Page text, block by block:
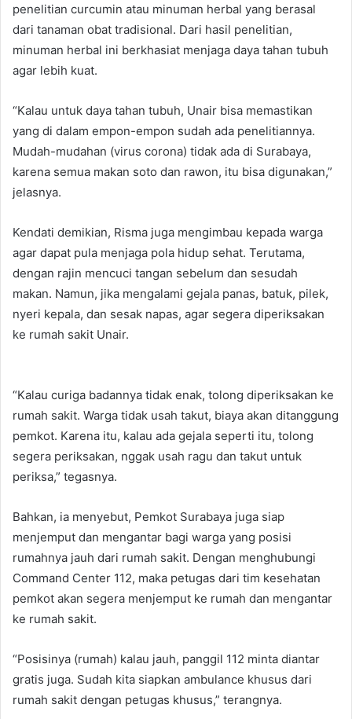
penelitian curcumin atau minuman herbal yang berasal
dari tanaman obat tradisional. Dari hasil penelitian,
minuman herbal ini berkhasiat menjaga daya tahan tubuh
agar lebih kuat.
“Kalau untuk daya tahan tubuh, Unair bisa memastikan
yang di dalam empon-empon sudah ada penelitiannya.
Mudah-mudahan (virus corona) tidak ada di Surabaya,
karena semua makan soto dan rawon, itu bisa digunakan,”
jelasnya.
Kendati demikian, Risma juga mengimbau kepada warga
agar dapat pula menjaga pola hidup sehat. Terutama,
dengan rajin mencuci tangan sebelum dan sesudah
makan. Namun, jika mengalami gejala panas, batuk, pilek,
nyeri kepala, dan sesak napas, agar segera diperiksakan
ke rumah sakit Unair.
“Kalau curiga badannya tidak enak, tolong diperiksakan ke
rumah sakit. Warga tidak usah takut, biaya akan ditanggung
pemkot. Karena itu, kalau ada gejala seperti itu, tolong
segera periksakan, nggak usah ragu dan takut untuk
periksa,” tegasnya.
Bahkan, ia menyebut, Pemkot Surabaya juga siap
menjemput dan mengantar bagi warga yang posisi
rumahnya jauh dari rumah sakit. Dengan menghubungi
Command Center 112, maka petugas dari tim kesehatan
pemkot akan segera menjemput ke rumah dan mengantar
ke rumah sakit.
“Posisinya (rumah) kalau jauh, panggil 112 minta diantar
gratis juga. Sudah kita siapkan ambulance khusus dari
rumah sakit dengan petugas khusus,” terangnya.